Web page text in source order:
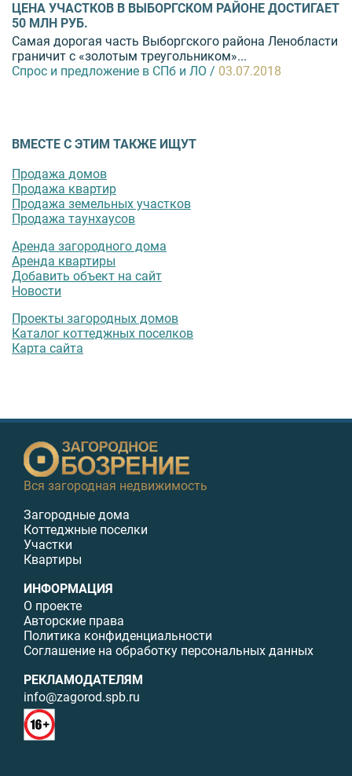
ЦЕНА УЧАСТКОВ В ВЫБОРГСКОМ РАЙОНЕ ДОСТИГАЕТ
50 МЛН РУБ.
Самая дорогая часть Выборгского района Ленобласти
граничит с «золотым треугольником»...
Спрос и предложение в СПб и ЛО / 03.07.2018
ВМЕСТЕ С ЭТИМ ТАКЖЕ ИЩУТ
Продажа домов
Продажа квартир
Продажа земельных участков
Продажа таунхаусов
Аренда загородного дома
Аренда квартиры
Добавить объект на сайт
Новости
Проекты загородных домов
Каталог коттеджных поселков
Карта сайта
Вся загородная недвижимость
Загородные дома
Коттеджные поселки
Участки
Квартиры
ИНФОРМАЦИЯ
О проекте
Авторские права
Политика конфиденциальности
Соглашение на обработку персональных данных
РЕКЛАМОДАТЕЛЯМ
info@zagorod.spb.ru